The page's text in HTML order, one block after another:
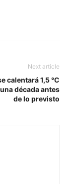
Next article
calentará 1,5 °C
década antes
de lo previsto